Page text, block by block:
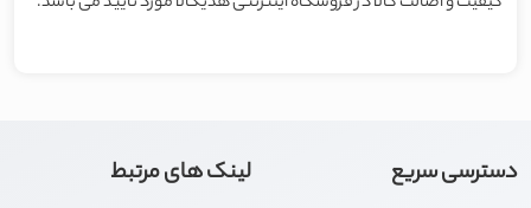
دسترسی سریع لینک های مرتبط